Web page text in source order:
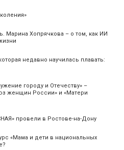
Марина Хопрячкова – о том, как ИИ
недавно научилась плавать:
городу и Отечеству» –
женщин России» и «Матери
провели в Ростове-на-Дону
«Мама и дети в национальных